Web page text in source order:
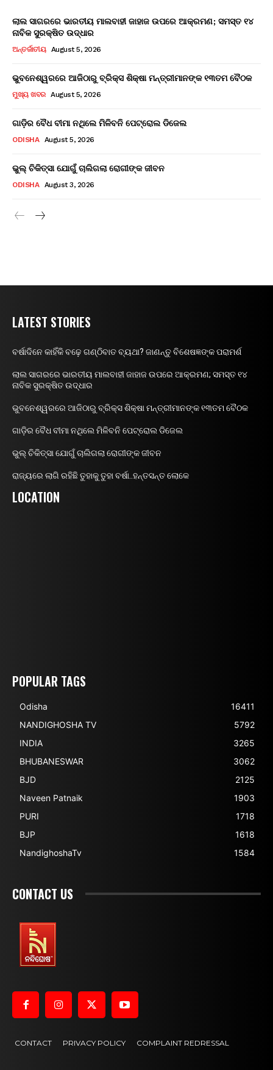
ଲାଲ ସାଗରରେ ଭାରତୀୟ ମାଲବାହୀ ଜାହାଜ ଉପରେ ଆକ୍ରମଣ; ସମସ୍ତ ୧୪
ନାବିକ ସୁରକ୍ଷିତ ଉଦ୍ଧାର
ଅନ୍ତର୍ଜାତୀୟ August 5, 2026
ଭୁବନେଶ୍ୱରରେ ଆଜିଠାରୁ ବ୍ରିକ୍ସ ଶିକ୍ଷା ମନ୍ତ୍ରୀମାନଙ୍କ ୧୩ତମ ବୈଠକ
ମୁଖ୍ୟ ଖବର August 5, 2026
ଗାଡ଼ିର ବୈଧ ବୀମା ନଥିଲେ ମିଳିବନି ପେଟ୍ରୋଲ ଡିଜେଲ
ODISHA August 5, 2026
ଭୁଲ୍ ଚିକିତ୍ସା ଯୋଗୁଁ ଚାଲିଗଲା ରୋଗୀଙ୍କ ଜୀବନ
ODISHA August 3, 2026
LATEST STORIES
ବର୍ଷାଦିନେ କାହିଁକି ବଢ଼େ ଗଣ୍ଠିବାତ ବ୍ୟଥା? ଜାଣନ୍ତୁ ବିଶେଷଜ୍ଞଙ୍କ ପରାମର୍ଶ
ଲାଲ ସାଗରରେ ଭାରତୀୟ ମାଲବାହୀ ଜାହାଜ ଉପରେ ଆକ୍ରମଣ; ସମସ୍ତ ୧୪
ନାବିକ ସୁରକ୍ଷିତ ଉଦ୍ଧାର
ଭୁବନେଶ୍ୱରରେ ଆଜିଠାରୁ ବ୍ରିକ୍ସ ଶିକ୍ଷା ମନ୍ତ୍ରୀମାନଙ୍କ ୧୩ତମ ବୈଠକ
ଗାଡ଼ିର ବୈଧ ବୀମା ନଥିଲେ ମିଳିବନି ପେଟ୍ରୋଲ ଡିଜେଲ
ଭୁଲ୍ ଚିକିତ୍ସା ଯୋଗୁଁ ଚାଲିଗଲା ରୋଗୀଙ୍କ ଜୀବନ
ରାଜ୍ୟରେ ଲାଗି ରହିଛି ତୁହାକୁ ତୁହା ବର୍ଷା..ହନ୍ତସନ୍ତ ଲୋକେ
LOCATION
POPULAR TAGS
Odisha
16411
NANDIGHOSHA TV
5792
INDIA
3265
BHUBANESWAR
3062
BJD
2125
Naveen Patnaik
1903
PURI
1718
BJP
1618
NandighoshaTv
1584
CONTACT US
CONTACT PRIVACY POLICY COMPLAINT REDRESSAL